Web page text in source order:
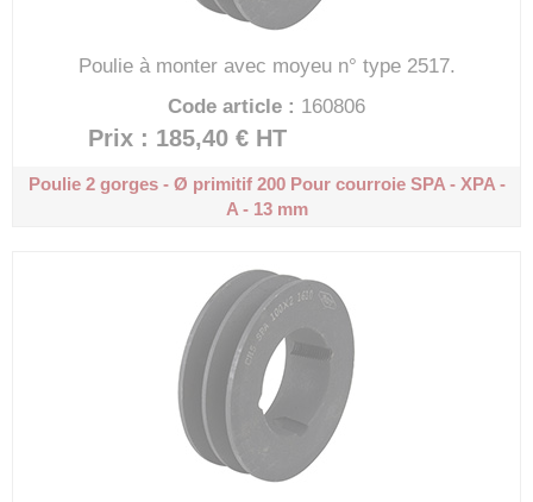
Poulie à monter avec moyeu n° type 2517.
Code article : 160806
Prix : 185,40 € HT
Poulie 2 gorges - Ø primitif 200Pour courroie SPA - XPA -
A - 13 mm